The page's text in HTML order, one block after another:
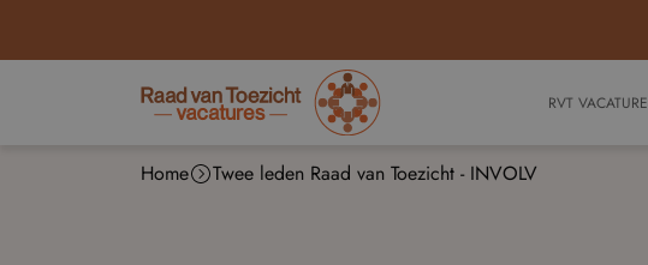
RVT
Home Twee leden Raad van Toezicht - INVOLV